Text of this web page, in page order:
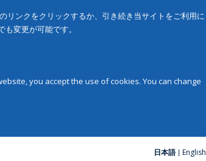
リンクをクリックするか、引き続き当サイトをご利用に
変更が可能です。
you accept the use of cookies. You can change
日本語 English